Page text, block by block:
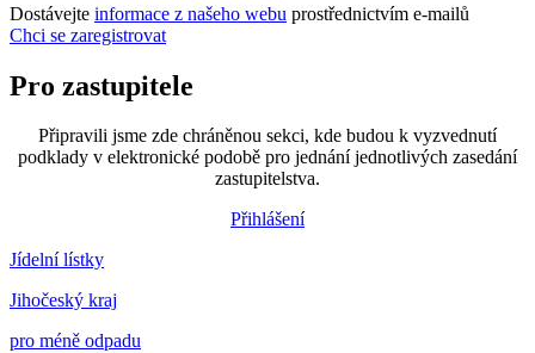
Dostávejte informace z našeho webu prostřednictvím e-mailů
Chci se zaregistrovat
Pro zastupitele
Připravili jsme zde chráněnou sekci, kde budou k vyzvednutí
podklady v elektronické podobě pro jednání jednotlivých zasedání
zastupitelstva.
Přihlášení
Jídelní lístky
Jihočeský kraj
pro méně odpadu